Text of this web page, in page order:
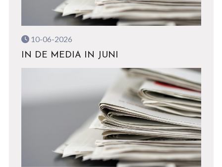
10-06-2026
IN DE MEDIA IN JUNI